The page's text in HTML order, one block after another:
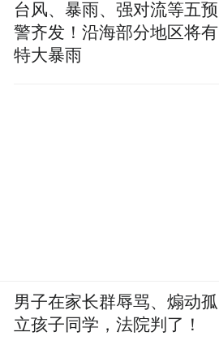
台风、暴雨、强对流等五预
警齐发！沿海部分地区将有
特大暴雨
男子在家长群辱骂、煽动孤
立孩子同学，法院判了！